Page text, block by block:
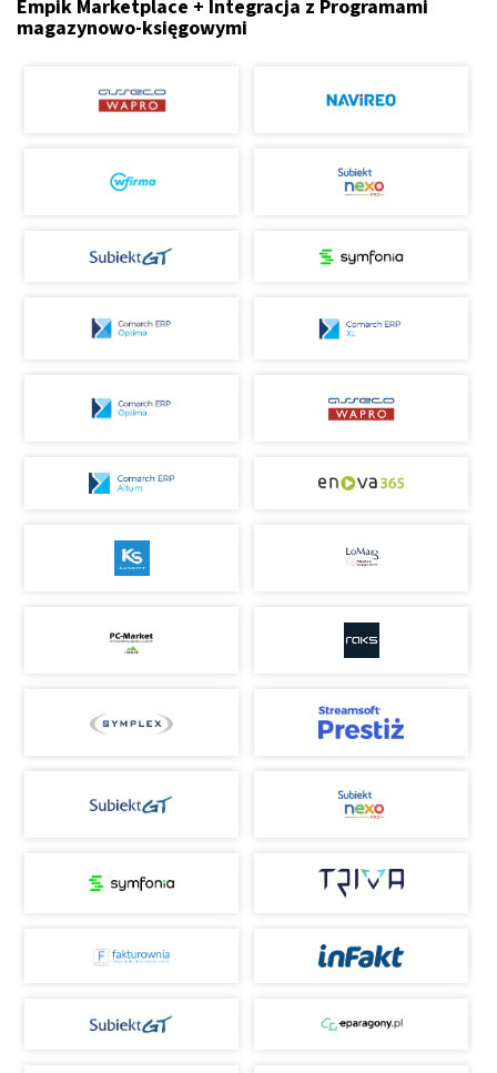
Empik Marketplace + Integracja z Programami
magazynowo-księgowymi